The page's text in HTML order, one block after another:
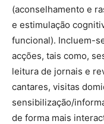
(aconselhamento e
e estimulação
funcional). Incluem-
acções, tais como,
leitura de jornais e
cantares, visitas
sensibilização/
de forma mais